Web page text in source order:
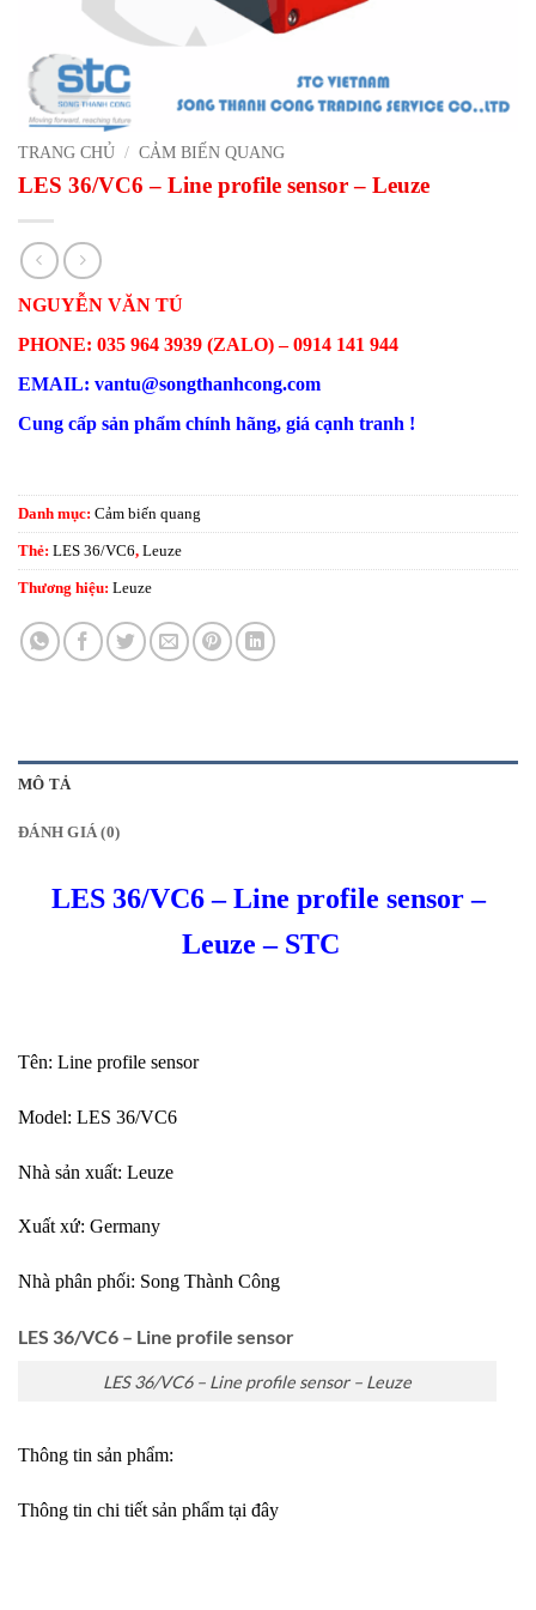
TRANG CHỦ / CẢM BIẾN QUANG
LES 36/VC6 – Line profile sensor – Leuze
NGUYỄN VĂN TÚ
PHONE: 035 964 3939 (ZALO) – 0914 141 944
EMAIL: vantu@songthanhcong.com
Cung cấp sản phẩm chính hãng, giá cạnh tranh !
Danh mục: Cảm biến quang
Thẻ: LES 36/VC6, Leuze
Thương hiệu: Leuze
MÔ TẢ
ĐÁNH GIÁ (0)
LES 36/VC6 – Line profile sensor –
Leuze – STC
Tên: Line profile sensor
Model: LES 36/VC6
Nhà sản xuất: Leuze
Xuất xứ: Germany
Nhà phân phối: Song Thành Công
LES 36/VC6 – Line profile sensor
LES 36/VC6 – Line profile sensor – Leuze
Thông tin sản phẩm:
Thông tin chi tiết sản phẩm tại đây